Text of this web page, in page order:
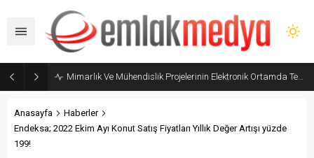
Mimarlık Ve Mühendislik Projelerinin Elektronik Ortamda Teslimi Ve Yönetilmesi Hakkında Yönetmelik yayımlandı
Anasayfa
Haberler
Endeksa; 2022 Ekim Ayı Konut Satış Fiyatları Yıllık Değer Artışı yüzde
199!